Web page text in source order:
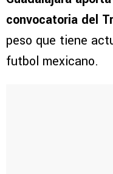
convocatoria del
peso que tiene
futbol mexicano.